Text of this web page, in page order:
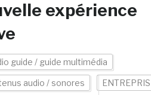
expérience
guide / guide multimédia
audio / sonores